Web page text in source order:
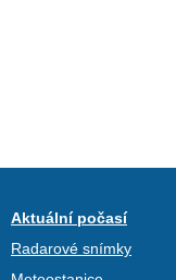
Aktuální počasí
Radarové snímky